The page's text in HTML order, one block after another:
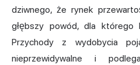
dziwnego, że rynek
głębszy powód, dla którego
Przychody z wydobycia
nieprzewidywalne i